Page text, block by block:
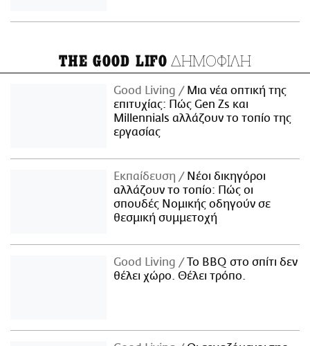
THE GOOD LIFO ΔΗΜΟΦΙΛΗ
Good Living
Μια νέα οπτική της
επιτυχίας: Πώς Gen Zs και
Millennials αλλάζουν το τοπίο της
εργασίας
Εκπαίδευση
Νέοι δικηγόροι
αλλάζουν το τοπίο: Πώς οι
σπουδές Νομικής οδηγούν σε
θεσμική συμμετοχή
Good Living
Το BBQ στο σπίτι δεν
θέλει χώρο. Θέλει τρόπο.